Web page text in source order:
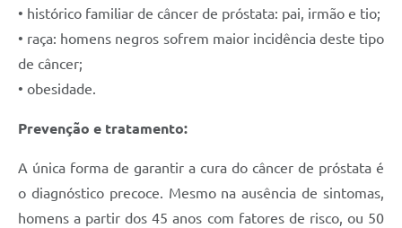
• histórico familiar de câncer de próstata: pai, irmão e tio;
• raça: homens negros sofrem maior incidência deste tipo
de câncer;
• obesidade.
Prevenção e tratamento:
A única forma de garantir a cura do câncer de próstata é
o diagnóstico precoce. Mesmo na ausência de sintomas,
homens a partir dos 45 anos com fatores de risco, ou 50